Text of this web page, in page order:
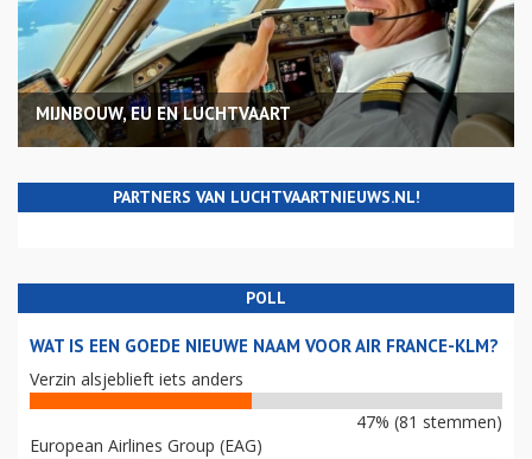
MIJNBOUW, EU EN LUCHTVAART
PARTNERS VAN LUCHTVAARTNIEUWS.NL!
POLL
WAT IS EEN GOEDE NIEUWE NAAM VOOR AIR FRANCE-KLM?
Verzin alsjeblieft iets anders
47% (81 stemmen)
European Airlines Group (EAG)